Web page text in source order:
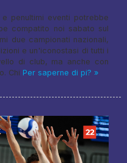
penultimi eventi potrebbe
compatito noi sabato sul
due campionati nazionali,
e un'iconostasi di tutti i
di club, ma anche con
Chi Per saperne di pi? »